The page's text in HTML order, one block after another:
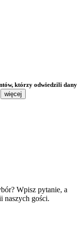
którzy odwiedzili dany
więcej
Wpisz pytanie, a
naszych gości.